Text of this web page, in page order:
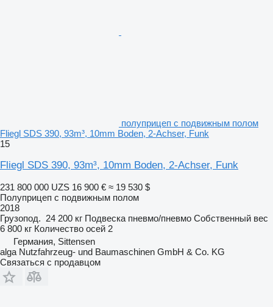
полуприцеп с подвижным полом
Fliegl SDS 390, 93m³, 10mm Boden, 2-Achser, Funk
15
Fliegl SDS 390, 93m³, 10mm Boden, 2-Achser, Funk
231 800 000 UZS 16 900 € ≈ 19 530 $
Полуприцеп с подвижным полом
2018
Грузопод. 24 200 кг Подвеска пневмо/пневмо Собственный вес
6 800 кг Количество осей 2
Германия, Sittensen
alga Nutzfahrzeug- und Baumaschinen GmbH & Co. KG
Связаться с продавцом